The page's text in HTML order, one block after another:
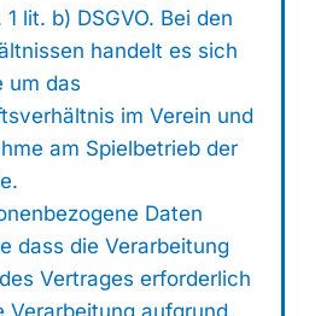
lit. b) DSGVO. Bei den
handelt es sich
um das
im Verein und
am Spielbetrieb der
Daten
dass die Verarbeitung
Vertrages erforderlich
Verarbeitung aufgrund